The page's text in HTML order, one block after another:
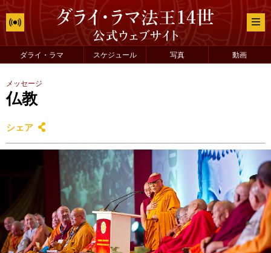
ダライ・ラマ スケジュール 写真 動画
メッセージ
仏教
シェア